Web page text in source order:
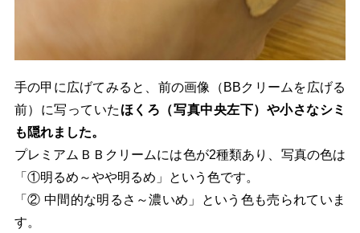
手の甲に広げてみると、前の画像（BBクリームを広げる
前）に写っていた ほくろ（写真中央左下）や小さなシミ
も隠れました。
プレミアムＢＢクリームには色が2種類あり、写真の色は
「①明るめ～やや明るめ」という色です。
「② 中間的な明るさ～濃いめ」という色も売られていま
す。